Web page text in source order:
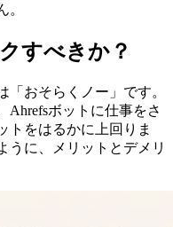
。
すべきか？
「おそらくノー」です。
Ahrefsボットに仕事をさ
トをはるかに上回りま
うに、メリットとデメリ